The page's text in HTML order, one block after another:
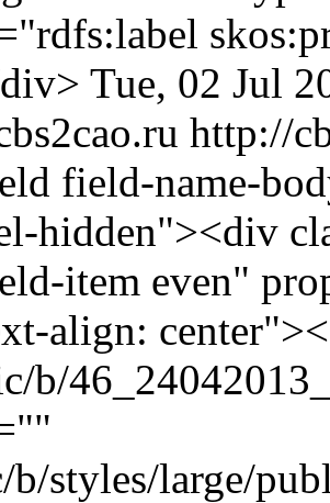
Tue, 02 Jul
http://
field-name-
hidden"><div
item even"
align:
b/
b/styles/large/